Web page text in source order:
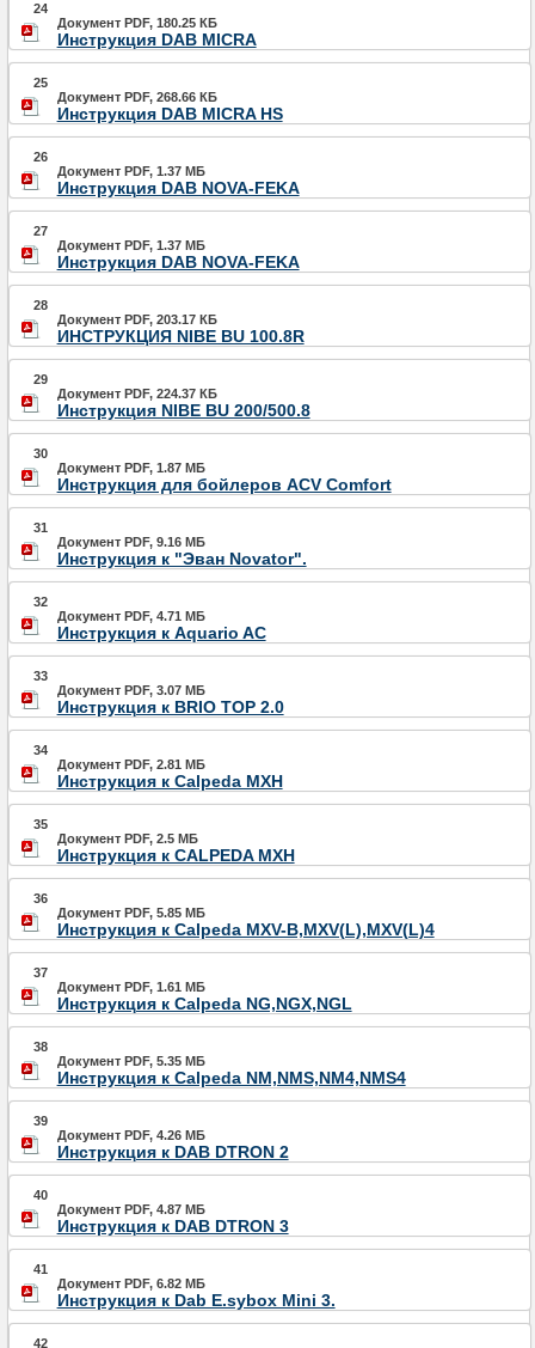
24
Документ PDF, 180.25 КБ
Инструкция DAB MICRA
25
Документ PDF, 268.66 КБ
Инструкция DAB MICRA HS
26
Документ PDF, 1.37 МБ
Инструкция DAB NOVA-FEKA
27
Документ PDF, 1.37 МБ
Инструкция DAB NOVA-FEKA
28
Документ PDF, 203.17 КБ
ИНСТРУКЦИЯ NIBE BU 100.8R
29
Документ PDF, 224.37 КБ
Инструкция NIBE BU 200/500.8
30
Документ PDF, 1.87 МБ
Инструкция для бойлеров ACV Comfort
31
Документ PDF, 9.16 МБ
Инструкция к "Эван Novator".
32
Документ PDF, 4.71 МБ
Инструкция к Aquario AC
33
Документ PDF, 3.07 МБ
Инструкция к BRIO TOP 2.0
34
Документ PDF, 2.81 МБ
Инструкция к Calpeda MXH
35
Документ PDF, 2.5 МБ
Инструкция к CALPEDA MXH
36
Документ PDF, 5.85 МБ
Инструкция к Calpeda MXV-B,MXV(L),MXV(L)4
37
Документ PDF, 1.61 МБ
Инструкция к Calpeda NG,NGX,NGL
38
Документ PDF, 5.35 МБ
Инструкция к Calpeda NM,NMS,NM4,NMS4
39
Документ PDF, 4.26 МБ
Инструкция к DAB DTRON 2
40
Документ PDF, 4.87 МБ
Инструкция к DAB DTRON 3
41
Документ PDF, 6.82 МБ
Инструкция к Dab E.sybox Mini 3.
42